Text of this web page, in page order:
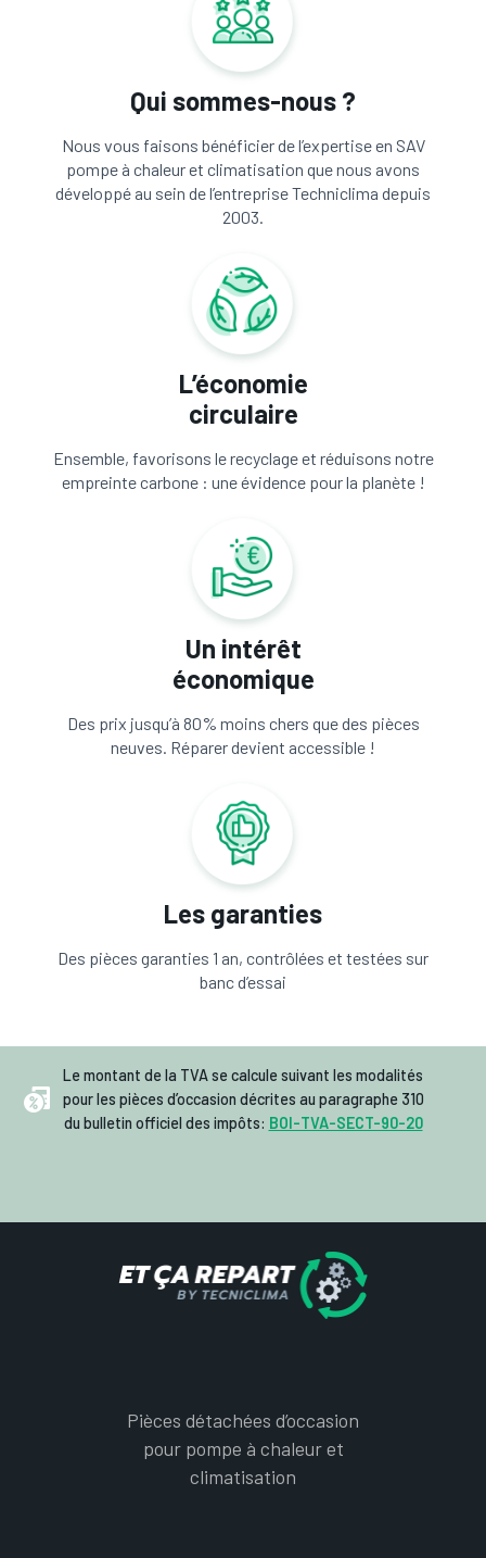
Qui sommes-nous ?
Nous vous faisons bénéficier de l’expertise en SAV
pompe à chaleur et climatisation que nous avons
développé au sein de l’entreprise Techniclima depuis
2003.
L’économie
circulaire
Ensemble, favorisons le recyclage et réduisons notre
empreinte carbone : une évidence pour la planète !
Un intérêt
économique
Des prix jusqu’à 80% moins chers que des pièces
neuves. Réparer devient accessible !
Les garanties
Des pièces garanties 1 an, contrôlées et testées sur
banc d’essai
Le montant de la TVA se calcule suivant les modalités
pour les pièces d’occasion décrites au paragraphe 310
du bulletin officiel des impôts: BOI-TVA-SECT-90-20
Pièces détachées d’occasion
pour pompe à chaleur et
climatisation